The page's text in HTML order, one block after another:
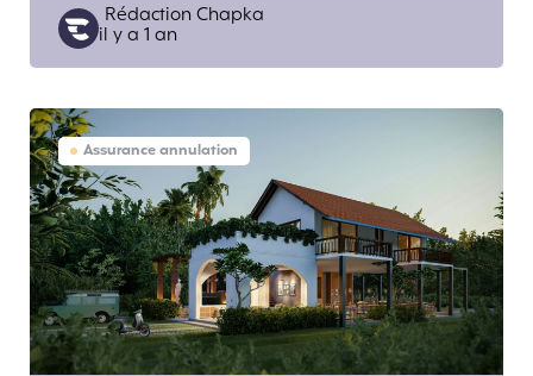
Posted
by
Rédaction Chapka
il y a 1 an
Assurance annulation